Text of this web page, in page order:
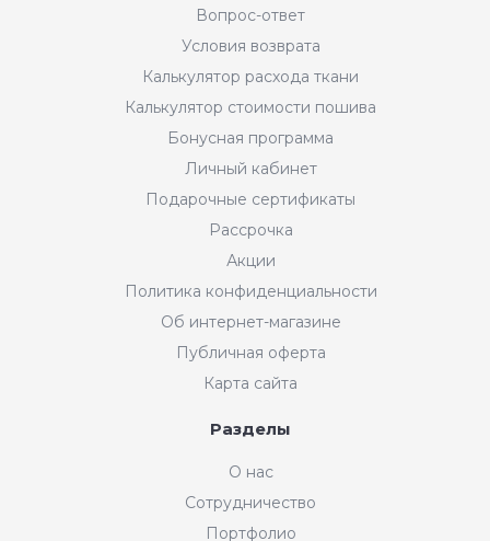
Вопрос-ответ
Условия возврата
Калькулятор расхода ткани
Калькулятор стоимости пошива
Бонусная программа
Личный кабинет
Подарочные сертификаты
Рассрочка
Акции
Политика конфиденциальности
Об интернет-магазине
Публичная оферта
Карта сайта
Разделы
О нас
Сотрудничество
Портфолио